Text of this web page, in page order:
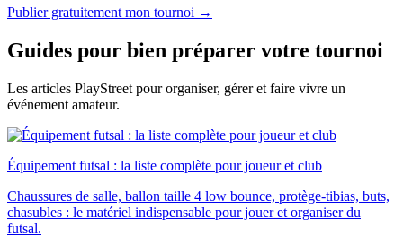
Publier gratuitement mon tournoi →
Guides pour bien préparer votre tournoi
Les articles PlayStreet pour organiser, gérer et faire vivre un
événement amateur.
Équipement futsal : la liste complète pour joueur et club
Chaussures de salle, ballon taille 4 low bounce, protège-tibias, buts,
chasubles : le matériel indispensable pour jouer et organiser du
futsal.